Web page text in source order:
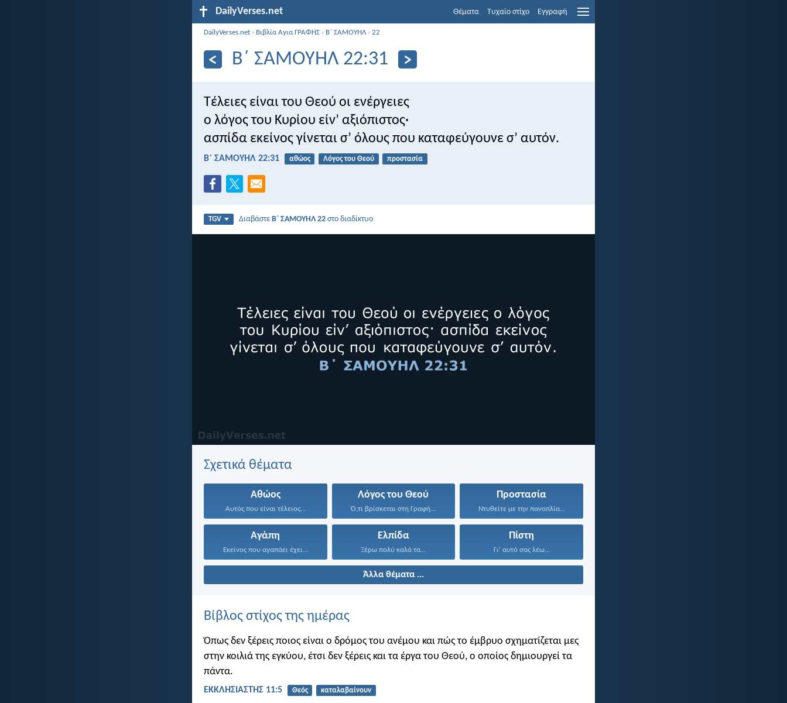
DailyVerses.net Θέματα Τυχαίο στίχο Εγγραφή
DailyVerses.net › Βιβλία Αγια ΓΡΑΦΗΣ › Β΄ ΣΑΜΟΥΗΛ›22
Β΄ ΣΑΜΟΥΗΛ 22:31
Τέλειες είναι του Θεού οι ενέργειες
ο λόγος του Κυρίου είν’ αξιόπιστος·
ασπίδα εκείνος γίνεται σ’ όλους που καταφεύγουνε σ’ αυτόν.
Β΄ ΣΑΜΟΥΗΛ 22:31 αθώος Λόγος του Θεού προστασία
TGV ΔιαβάστεΒ΄ ΣΑΜΟΥΗΛ 22 στο διαδίκτυο
Σχετικά θέματα
Αθώος
Αυτός που είναι τέλειος...
Λόγος του Θεού
Ό,τι βρίσκεται στη Γραφή...
Προστασία
Ντυθείτε με την πανοπλία...
Αγάπη
Εκείνος που αγαπάει έχει...
Ελπίδα
Ξέρω πολύ καλά τα...
Πίστη
Γι’ αυτό σας λέω...
Άλλα θέματα ...
Βίβλος στίχος της ημέρας
Όπως δεν ξέρεις ποιος είναι ο δρόμος του ανέμου και πώς το έμβρυο σχηματίζεται μες
στην κοιλιά της εγκύου, έτσι δεν ξέρεις και τα έργα του Θεού, ο οποίος δημιουργεί τα
πάντα.
ΕΚΚΛΗΣΙΑΣΤΗΣ 11:5 Θεός καταλαβαίνουν